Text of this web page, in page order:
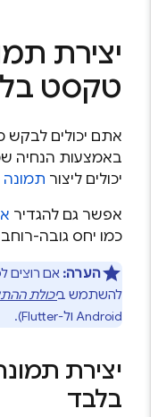
יצירת
טקסט
אתם יכולים לבקש
באמצעות הנחיה
יכולים ליצורתמונה
אפשר גם להגדיר
כמו יחס גובה-
הערה:אם רוצים
להשתמש ב יכולת
Android ול-Flutter).
יצירת
בלבד